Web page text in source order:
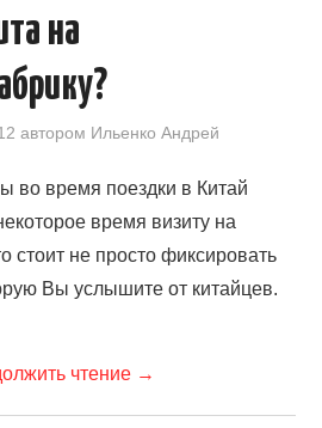
на
автором Ильенко Андрей
поездки в Китай
время визиту на
стоит не просто фиксировать
Вы услышите от китайцев.
чтение →